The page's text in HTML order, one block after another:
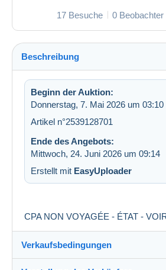
17 Besuche 0 Beobachter
Beschreibung
Beginn der Auktion:
Donnerstag, 7. Mai 2026 um 03:10
Artikel n°2539128701
Ende des Angebots:
Mittwoch, 24. Juni 2026 um 09:14
Erstellt mit EasyUploader
CPA NON VOYAGÉE - ÉTAT -
Verkaufsbedingungen